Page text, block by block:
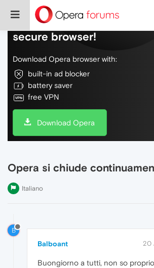
Do more on the web, with a
secure browser!
Download Opera browser with:
built-in ad blocker
battery saver
free VPN
Download Opera
Opera si chiude
Italiano
B
Balboant 20
Buongiorno a tutti, non so